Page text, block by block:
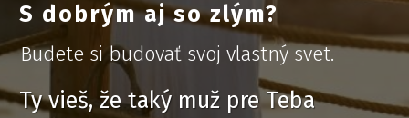
S dobrým aj so zlým?
Budete si budovať svoj vlastný svet.
Ty vieš, že taký muž pre Teba